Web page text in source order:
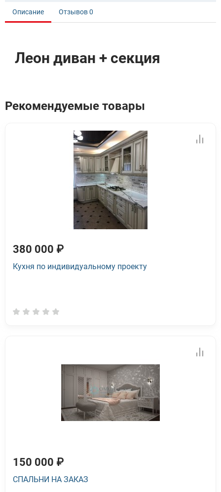
Описание Отзывов0
Леон диван + секция
Рекомендуемые товары
380 000 ₽
Кухня по индивидуальному проекту
150 000 ₽
СПАЛЬНИ НА ЗАКАЗ